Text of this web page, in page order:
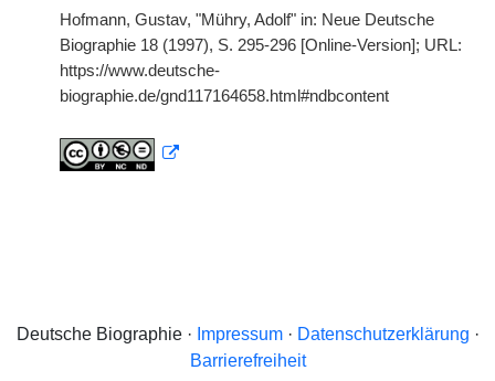
Hofmann, Gustav, "Mühry, Adolf" in: Neue Deutsche
Biographie 18 (1997), S. 295-296 [Online-Version]; URL:
https://www.deutsche-
biographie.de/gnd117164658.html#ndbcontent
Deutsche Biographie · Impressum· Datenschutzerklärung ·
Barrierefreiheit